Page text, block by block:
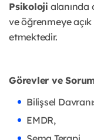
Psikoloji alanında
ve öğrenmeye
etmektedir.
Görevler ve
Bilişsel
EMDR,